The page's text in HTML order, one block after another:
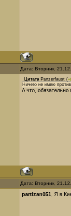
Дата: Вторник,
Цитата Panzerfaust (
Ничего не имею
А что,
Дата: Вторник,
partizan051 , Я в